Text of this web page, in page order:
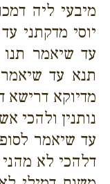
מיבעי ליה
יוסי מדקתני
עד שיאמר
תנא עד
מדיוקא
נותנין ולהכי
עד שיאמר
דלהכי לא